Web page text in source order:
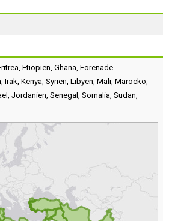
, Etiopien, Ghana, Förenade
, Irak, Kenya, Syrien, Libyen, Mali, Marocko,
, Jordanien, Senegal , Somalia, Sudan,